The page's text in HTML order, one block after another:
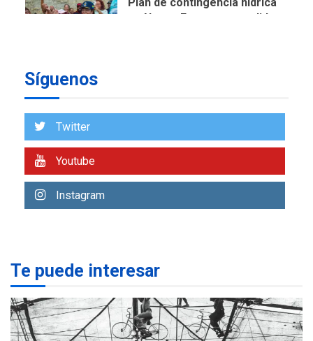
7
ECONOMÍA
TITULARES
1
eleva sus velas en
Margarita será sede de
REGIONALES
Mariño fortalece capacidad
operativa con flota
vehicular de 60 unidades
Síguenos
Twitter
Youtube
Instagram
Te puede interesar